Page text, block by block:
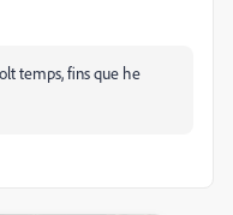
temps, fins que he